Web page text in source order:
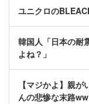
ユニクロの
韓国人「日本の耐
よね？」
【マジかよ】親
んの悲惨な末路ww